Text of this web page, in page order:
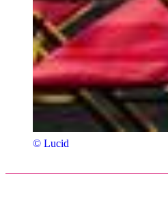
© Lucid